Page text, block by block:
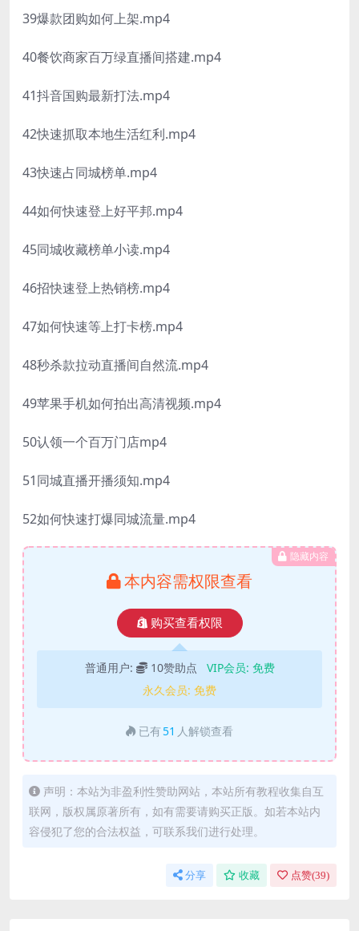
39爆款团购如何上架.mp4
40餐饮商家百万绿直播间搭建.mp4
41抖音国购最新打法.mp4
42快速抓取本地生活红利.mp4
43快速占同城榜单.mp4
44如何快速登上好平邦.mp4
45同城收藏榜单小读.mp4
46招快速登上热销榜.mp4
47如何快速等上打卡榜.mp4
48秒杀款拉动直播间自然流.mp4
49苹果手机如何拍出高清视频.mp4
50认领一个百万门店mp4
51同城直播开播须知.mp4
52如何快速打爆同城流量.mp4
隐藏内容
本内容需权限查看
购买查看权限
普通用户: 10赞助点 VIP会员: 免费
永久会员: 免费
已有 51 人解锁查看
声明：本站为非盈利性赞助网站，本站所有教程收集自互
联网，版权属原著所有，如有需要请购买正版。如若本站内
容侵犯了您的合法权益，可联系我们进行处理。
分享 收藏 点赞(39)